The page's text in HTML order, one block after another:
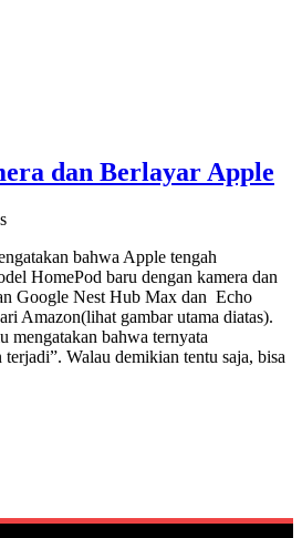
dan Berlayar Apple
bahwa Apple tengah
HomePod baru dengan kamera dan
Google Nest Hub Max dan Echo
Amazon(lihat gambar utama diatas).
mengatakan bahwa ternyata
Walau demikian tentu saja, bisa